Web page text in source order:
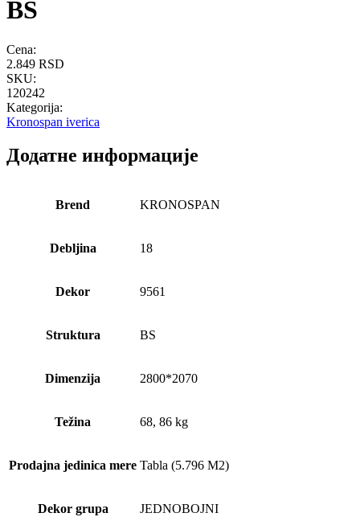
BS
Cena:
2.849 RSD
SKU:
120242
Kategorija:
Kronospan iverica
Додатне информације
Brend KRONOSPAN
Debljina 18
Dekor 9561
Struktura BS
Dimenzija 2800*2070
Težina 68, 86 kg
Prodajna jedinica mere Tabla (5.796 M2)
Dekor grupa JEDNOBOJNI